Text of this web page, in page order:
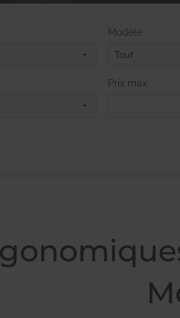
Modèle
Prix max